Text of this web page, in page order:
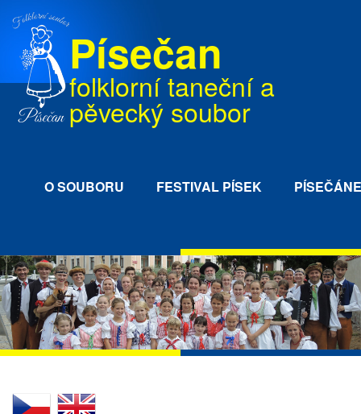
Písečan
folklorní taneční a
pěvecký soubor
O SOUBORU FESTIVAL PÍSEK